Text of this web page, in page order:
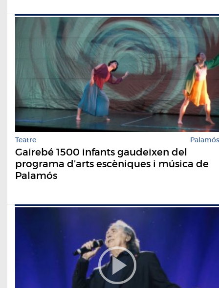
Teatre Palamós
Gairebé 1500 infants gaudeixen del
programa d’arts escèniques i música de
Palamós